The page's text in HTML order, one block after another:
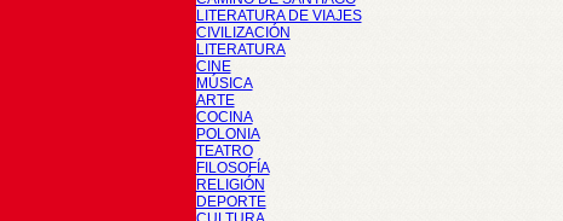
LITERATURA DE VIAJES
CIVILIZACIÓN
LITERATURA
CINE
MÚSICA
ARTE
COCINA
POLONIA
TEATRO
FILOSOFÍA
RELIGIÓN
DEPORTE